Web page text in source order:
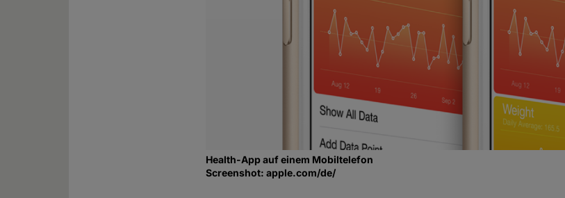
Health-App auf einem Mobiltelefon
Screenshot: apple.com/de/